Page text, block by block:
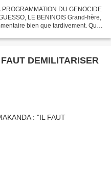
DU GENOCIDE
LE BENINOIS Grand-frère,
bien que tardivement. Que
DEMILITARISER